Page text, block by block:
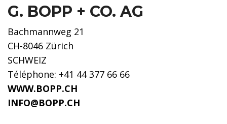
G. BOPP + CO. AG
Bachmannweg 21
CH-8046 Zürich
SCHWEIZ
Téléphone: +41 44 377 66 66
WWW.BOPP.CH
INFO@BOPP.CH